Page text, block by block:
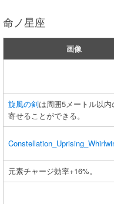
命ノ星座
画像
旋風の剣は周囲5メートル以
寄せることができる。
元素チャージ効率+16%。